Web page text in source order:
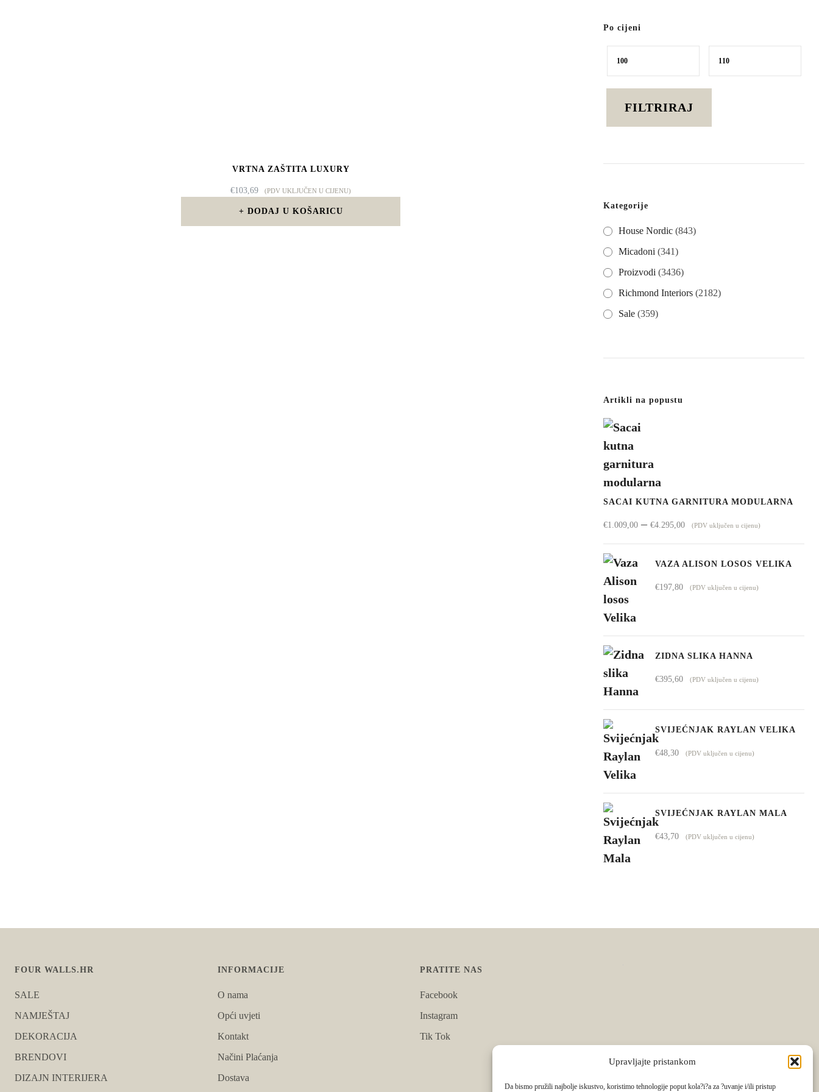
Upravljajte pristankom
Da bismo pružili najbolje iskustvo, koristimo tehnologije poput kola?i?a za ?uvanje i/ili pristup
VRTNA ZAŠTITA LUXURY
€103,69 (PDV UKLJUČEN U CIJENU)
DODAJ U KOŠARICU
Po cijeni
Min Maks
FILTRIRAJ
Kategorije
House Nordic (843)
Micadoni (341)
Proizvodi (3436)
Richmond Interiors (2182)
Sale (359)
Artikli na popustu
SACAI KUTNA GARNITURA MODULARNA
€1.009,00 – €4.295,00Raspon
cijena:
od
(PDV uključen u cijenu)
VAZA ALISON LOSOS VELIKA
€197,80 (PDV uključen u cijenu)
ZIDNA SLIKA HANNA
€395,60 (PDV uključen u cijenu)
SVIJEĆNJAK RAYLAN VELIKA
€48,30 (PDV uključen u cijenu)
SVIJEĆNJAK RAYLAN MALA
€43,70 (PDV uključen u cijenu)
FOUR WALLS.HR
SALE
NAMJEŠTAJ
DEKORACIJA
BRENDOVI
DIZAJN INTERIJERA
INFORMACIJE
O nama
Opći uvjeti
Kontakt
Načini Plaćanja
Dostava
PRATITE NAS
Facebook
Instagram
Tik Tok